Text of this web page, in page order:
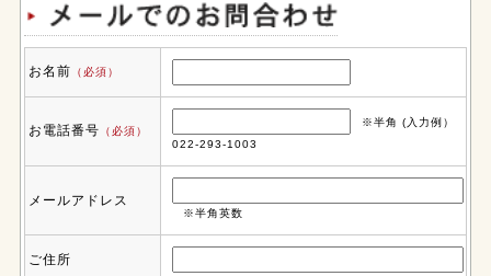
お名前 （必須）
お電話番号 （必須）
※半角 (入力例）
022-293-1003
メールアドレス
※半角英数
ご住所